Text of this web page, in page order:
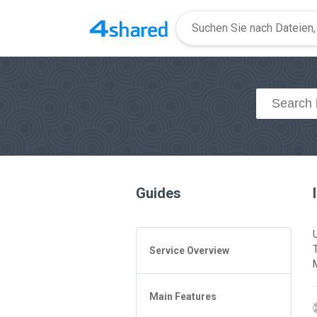
Guides
Service Overview
General Questions
Access to 4shared
Main Features